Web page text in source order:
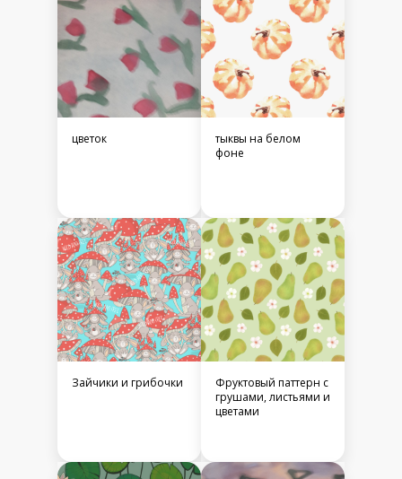
цветок
тыквы на белом
фоне
Зайчики и грибочки
Фруктовый паттерн с
грушами, листьями и
цветами